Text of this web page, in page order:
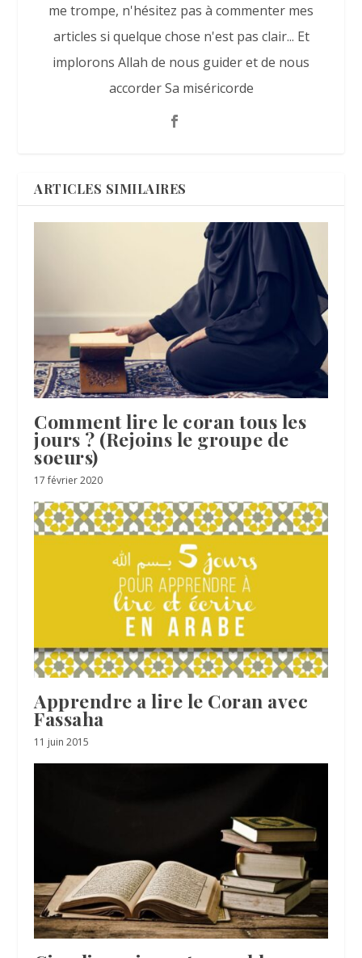
me trompe, n'hésitez pas à commenter mes
articles si quelque chose n'est pas clair... Et
implorons Allah de nous guider et de nous
accorder Sa miséricorde
ARTICLES SIMILAIRES
Comment lire le coran tous les
jours ? (Rejoins le groupe de
soeurs)
17 février 2020
Apprendre a lire le Coran avec
Fassaha
11 juin 2015